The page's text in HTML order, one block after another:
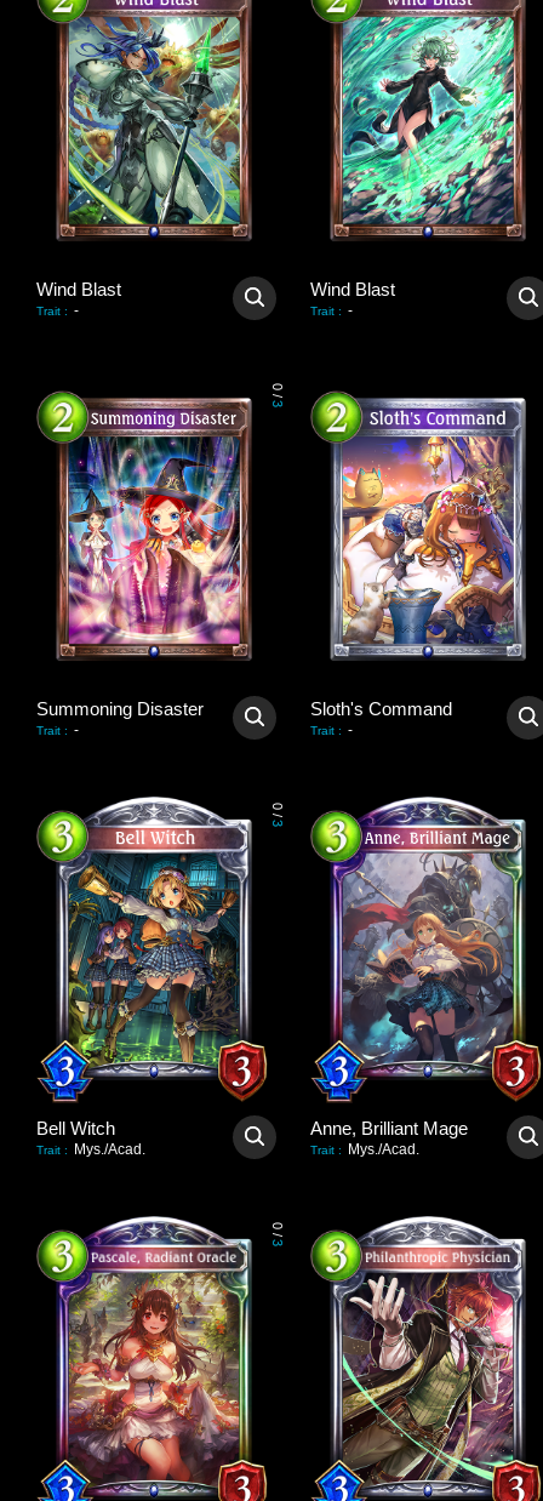
Wind Blast
Trait : -
Wind Blast
Trait : -
0
/
3
Summoning Disaster
Trait : -
Sloth's Command
Trait : -
0
/
3
Bell Witch
Trait : Mys./Acad.
Anne, Brilliant Mage
Trait : Mys./Acad.
0
/
3